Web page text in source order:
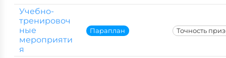
Учебно-
тренировоч
ные
мероприяти
я
Параплан Точность